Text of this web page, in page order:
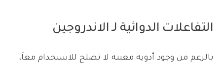
التفاعلات الدوائية لـ الاندروجين
بالرغم من وجود أدوية معينة لا تصلح للاستخدام معاً،